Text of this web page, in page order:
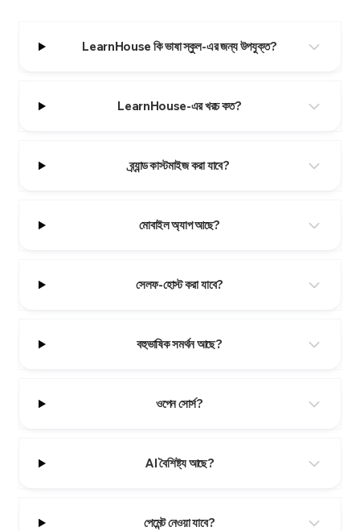
LearnHouse কি ভাষা স্কুল-এর জন্য উপযুক্ত?
LearnHouse-এর খরচ কত?
ব্র্যান্ড কাস্টমাইজ করা যাবে?
মোবাইল অ্যাপ আছে?
সেলফ-হোস্ট করা যাবে?
বহুভাষিক সমর্থন আছে?
ওপেন সোর্স?
AI বৈশিষ্ট্য আছে?
পেমেন্ট নেওয়া যাবে?